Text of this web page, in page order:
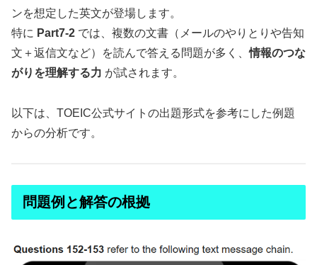
ンを想定した英文が登場します。
特に Part7-2 では、複数の文書（メールのやりとりや告知
文＋返信文など）を読んで答える問題が多く、情報のつな
がりを理解する力 が試されます。
以下は、TOEIC公式サイトの出題形式を参考にした例題
からの分析です。
問題例と解答の根拠